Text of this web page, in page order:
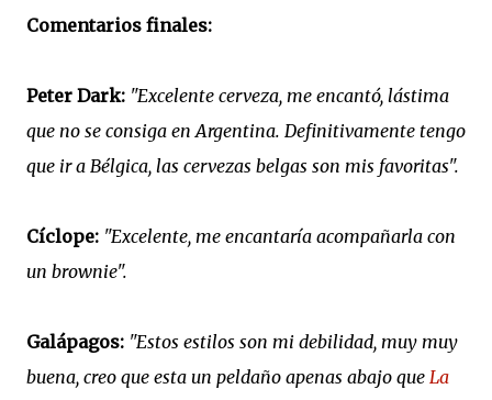
Comentarios finales:
Peter Dark: "Excelente cerveza, me encantó, lástima
que no se consiga en Argentina. Definitivamente tengo
que ir a Bélgica, las cervezas belgas son mis favoritas".
Cíclope: "Excelente, me encantaría acompañarla con
un brownie".
Galápagos: "Estos estilos son mi debilidad, muy muy
buena, creo que esta un peldaño apenas abajo que La